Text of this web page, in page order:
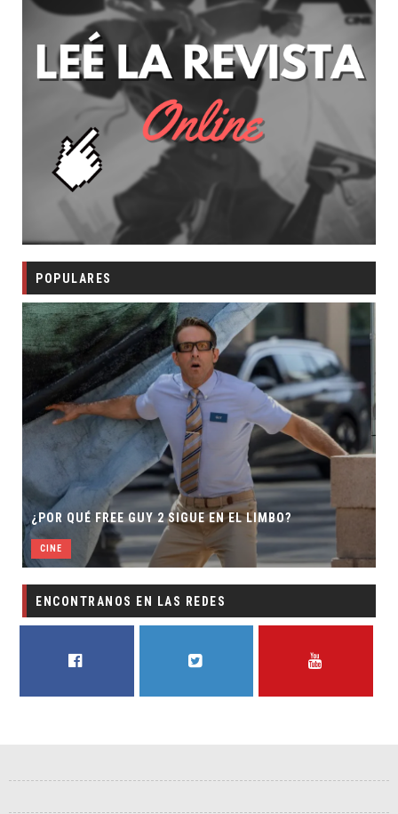
POPULARES
¿POR QUÉ FREE GUY 2 SIGUE EN EL LIMBO?
CINE
ENCONTRANOS EN LAS REDES